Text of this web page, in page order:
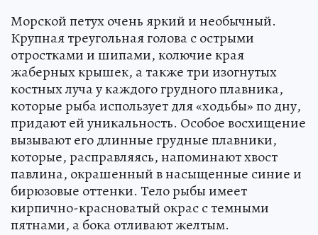
Морской петух очень яркий и необычный.
Крупная треугольная голова с острыми
отростками и шипами, колючие края
жаберных крышек, а также три изогнутых
костных луча у каждого грудного плавника,
которые рыба использует для «ходьбы» по дну,
придают ей уникальность. Особое восхищение
вызывают его длинные грудные плавники,
которые, расправляясь, напоминают хвост
павлина, окрашенный в насыщенные синие и
бирюзовые оттенки. Тело рыбы имеет
кирпично-красноватый окрас с темными
пятнами, а бока отливают желтым.